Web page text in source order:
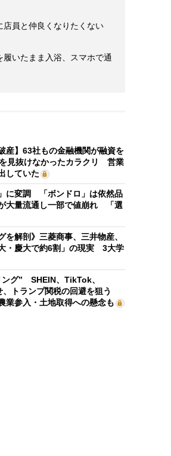
員と仲良くなりたくない
いたまま入浴、スマホで通
産】63社もの金融機関が融資を
見抜けなかったカラクリ 営業
していた
に変調 「ボンドロ」は依然品
大量流通し一部で値崩れ 「選
を解剖》三菱商事、三井物産、
・慶大で約6割」の現実 3大学
グ” SHEIN、TikTok、
トランプ関税の回避を狙う
業参入・土地取得への懸念も